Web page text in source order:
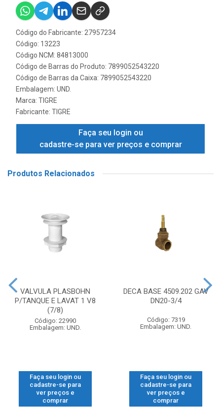
Código do Fabricante: 27957234
Código: 13223
Código NCM: 84813000
Código de Barras do Produto: 7899052543220
Código de Barras da Caixa: 7899052543220
Embalagem: UND.
Marca: TIGRE
Fabricante: TIGRE
Faça seu login ou
cadastre-se para ver preços e comprar
Produtos Relacionados
VALVULA PLASBOHN
P/TANQUE E LAVAT 1 V8
(7/8)
Código: 22990
Embalagem: UND.
Faça seu login ou
cadastre-se para
ver preços e
comprar
DECA BASE 4509.202 GAV
DN20-3/4
Código: 7319
Embalagem: UND.
Faça seu login ou
cadastre-se para
ver preços e
comprar